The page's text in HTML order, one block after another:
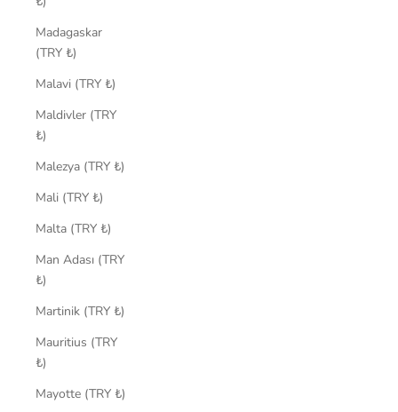
Madagaskar
(TRY ₺)
Malavi (TRY ₺)
Maldivler (TRY
₺)
Malezya (TRY ₺)
Mali (TRY ₺)
Malta (TRY ₺)
Man Adası (TRY
₺)
Martinik (TRY ₺)
Mauritius (TRY
₺)
Mayotte (TRY ₺)